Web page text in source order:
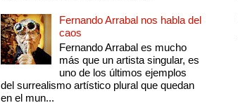
Fernando Arrabal nos habla del
caos
Fernando Arrabal es mucho
más que un artista singular, es
uno de los últimos ejemplos
del surrealismo artístico plural que quedan
en el mun...